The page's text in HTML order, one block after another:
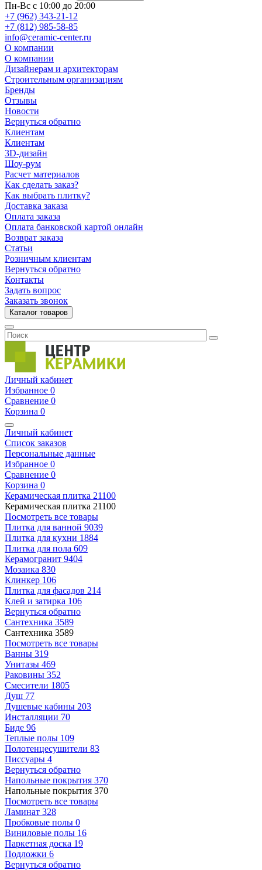
Пн-Вс с 10:00 до 20:00
+7 (962) 343-21-12
+7 (812) 985-58-85
info@ceramic-center.ru
О компании
О компании
Дизайнерам и архитекторам
Строительным организациям
Бренды
Отзывы
Новости
Вернуться обратно
Клиентам
Клиентам
3D-дизайн
Шоу-рум
Расчет материалов
Как сделать заказ?
Как выбрать плитку?
Доставка заказа
Оплата заказа
Оплата банковской картой онлайн
Возврат заказа
Статьи
Розничным клиентам
Вернуться обратно
Контакты
Задать вопрос
Заказать звонок
Каталог товаров
Личный кабинет
Избранное 0
Сравнение 0
Корзина 0
Личный кабинет
Список заказов
Персональные данные
Избранное 0
Сравнение 0
Корзина 0
Керамическая плитка 21100
Керамическая плитка 21100
Посмотреть все товары
Плитка для ванной 9039
Плитка для кухни 1884
Плитка для пола 609
Керамогранит 9404
Мозаика 830
Клинкер 106
Плитка для фасадов 214
Клей и затирка 106
Вернуться обратно
Сантехника 3589
Сантехника 3589
Посмотреть все товары
Ванны 319
Унитазы 469
Раковины 352
Смесители 1805
Душ 77
Душевые кабины 203
Инсталляции 70
Биде 96
Теплые полы 109
Полотенцесушители 83
Писсуары 4
Вернуться обратно
Напольные покрытия 370
Напольные покрытия 370
Посмотреть все товары
Ламинат 328
Пробковые полы 0
Виниловые полы 16
Паркетная доска 19
Подложки 6
Вернуться обратно